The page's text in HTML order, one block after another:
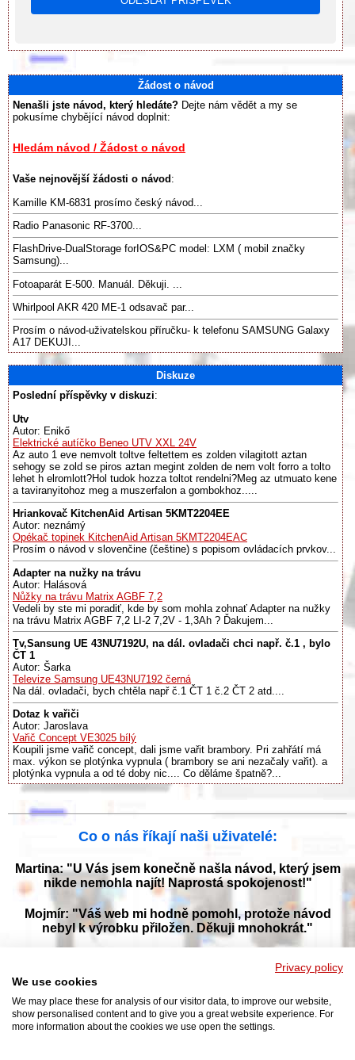
Žádost o návod
Nenašli jste návod, který hledáte? Dejte nám vědět a my se
pokusíme chybějící návod doplnit:
Hledám návod / Žádost o návod
Vaše nejnovější žádosti o návod :
Kamille KM-6831 prosímo český návod...
Radio Panasonic RF-3700...
FlashDrive-DualStorage forIOS&PC model: LXM ( mobil značky
Samsung)...
Fotoaparát E-500. Manuál. Děkuji. ...
Whirlpool AKR 420 ME-1 odsavač par...
Prosím o návod-uživatelskou příručku- k telefonu SAMSUNG Galaxy
A17 DEKUJI...
Diskuze
Poslední příspěvky v diskuzi:
Utv
Autor: Enikő
Elektrické autíčko Beneo UTV XXL 24V
Az auto 1 eve nemvolt toltve feltettem es zolden vilagitott aztan
sehogy se zold se piros aztan megint zolden de nem volt forro a tolto
lehet h elromlott?Hol tudok hozza toltot rendelni?Meg az utmuato kene
a taviranyitohoz meg a muszerfalon a gombokhoz.....
Hriankovač KitchenAid Artisan 5KMT2204EE
Autor: neznámý
Opékač topinek KitchenAid Artisan 5KMT2204EAC
Prosím o návod v slovenčine (češtine) s popisom ovládacích prvkov...
Adapter na nužky na trávu
Autor: Halásová
Nůžky na trávu Matrix AGBF 7,2
Vedeli by ste mi poradiť, kde by som mohla zohnať Adapter na nužky
na trávu Matrix AGBF 7,2 LI-2 7,2V - 1,3Ah ? Ďakujem...
Tv,Sansung UE 43NU7192U, na dál. ovladači chci např. č.1 , bylo
ČT 1
Autor: Šarka
Televize Samsung UE43NU7192 černá
Na dál. ovladači, bych chtěla např č.1 ČT 1 č.2 ČT 2 atd....
Dotaz k vařiči
Autor: Jaroslava
Vařič Concept VE3025 bílý
Koupili jsme vařič concept, dali jsme vařit brambory. Pri zahřátí má
max. výkon se plotýnka vypnula ( brambory se ani nezačaly vařit). a
plotýnka vypnula a od té doby nic.... Co děláme špatně?...
Co o nás říkají naši uživatelé:
Martina: "U Vás jsem konečně našla návod, který jsem
nikde nemohla najít! Naprostá spokojenost!"
Mojmír: "Váš web mi hodně pomohl, protože návod
nebyl k výrobku přiložen. Děkuji mnohokrát."
Prohlížejte návody k obsluze v češtine v naší online knihovně, manuály a
Privacy policy
We use cookies
We may place these for analysis of our visitor data, to improve our website,
show personalised content and to give you a great website experience. For
more information about the cookies we use open the settings.